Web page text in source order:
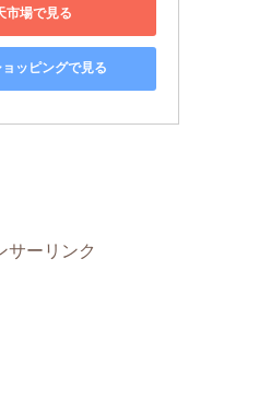
市場で見る
ッピングで見る
サーリンク